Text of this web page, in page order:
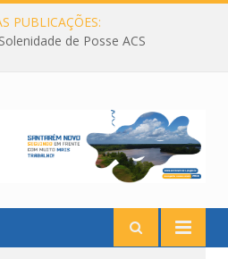
PUBLICAÇÕES:
de Posse ACS